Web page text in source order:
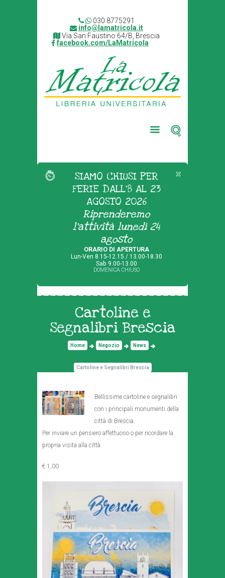
030 8775291
info@lamatricola.it
Via San Faustino 64/B, Brescia
facebook.com/LaMatricola
SIAMO CHIUSI PER
FERIE DALL'8 AL 23
AGOSTO 2026
Riprenderemo
l'attività lunedì 24
agosto
ORARIO DI APERTURA
Lun-Ven 8.15-12.15 / 13.00-18.30
Sab 9.00-13.00
DOMENICA CHIUSO
Cartoline e
Segnalibri Brescia
Home Negozio News
Cartoline e Segnalibri Brescia
Bellissime cartoline e segnalibri
con i principali monumenti della
città di Brescia.
Per inviare un pensiero affettuoso o per ricordare la
propria visita alla città.
€ 1,00